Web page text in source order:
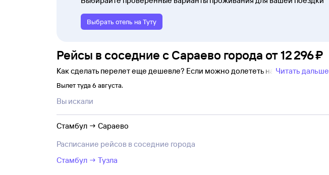
Выбрать отель на Туту
Рейсы в соседние с Сараево города от12 ⁠296 ⁠₽
Как сделать перелет еще дешевле? Если можно долететь на Читать дальше
Вылет туда 6 августа.
Вы искали
Стамбул → Сараево
Расписание рейсов в соседние города
Стамбул → Тузла